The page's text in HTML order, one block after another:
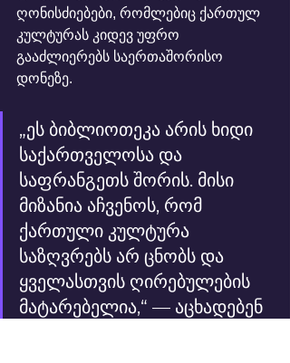
ღონისძიებები, რომლებიც ქართულ
კულტურას კიდევ უფრო
გააძლიერებს საერთაშორისო
დონეზე.
„ეს ბიბლიოთეკა არის ხიდი
საქართველოსა და
საფრანგეთს შორის. მისი
მიზანია აჩვენოს, რომ
ქართული კულტურა
საზღვრებს არ ცნობს და
ყველასთვის ღირებულების
მატარებელია,“ — აცხადებენ